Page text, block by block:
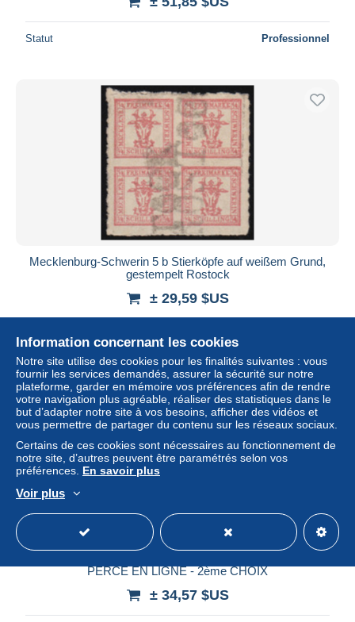
Statut Professionnel
Mecklenburg-Schwerin 5 b Stierköpfe auf weißem Grund,
gestempelt Rostock
± 29,59 $US
Statut
PERCE EN LIGNE - 2ème CHOIX
± 34,57 $US
Information concernant les cookies
Notre site utilise des cookies pour les finalités suivantes : vous
fournir les services demandés, assurer la sécurité sur notre
plateforme, garder en mémoire vos préférences afin de rendre
votre navigation plus agréable, réaliser des statistiques dans le
but d’adapter notre site à vos besoins, afficher des vidéos et
vous permettre de partager du contenu sur les réseaux sociaux.
Certains de ces cookies sont nécessaires au fonctionnement de
notre site, d’autres peuvent être paramétrés selon vos
préférences. En savoir plus
Voir plus